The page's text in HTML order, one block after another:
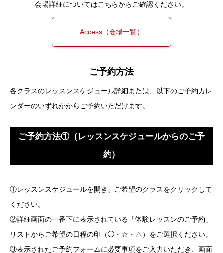
会場詳細についてはこちらからご確認ください。
Access（会場一覧）
ご予約方法
各クラスのレッスンスケジュール詳細または、以下のご予約カレ
ンダーのいずれかからご予約いただけます。
ご予約方法①（レッスンスケジュールからのご予
約）
①レッスンスケジュールを開き、ご希望のクラスをクリックして
ください。
②詳細画面の一番下に表示されている「体験レッスンのご予約」
リストからご希望の日程の印（◯・☆・△）をご選択ください。
③表示されたご予約フォームに必要事項をご入力いただき、画面